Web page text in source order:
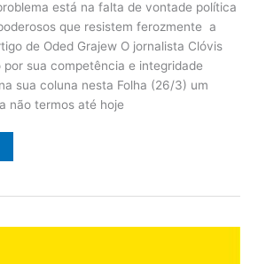
está na falta de vontade política
que resistem ferozmente a
de Oded Grajew O jornalista Clóvis
por sua competência e integridade
sua coluna nesta Folha (26/3) um
não termos até hoje